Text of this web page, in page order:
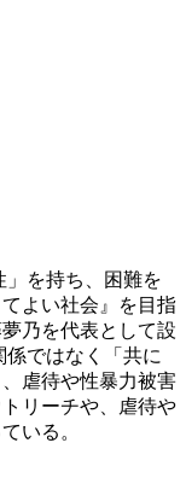
」を持ち、困難を
よい社会』を目指
乃を代表として設
係ではなく「共に
虐待や性暴力被害
リーチや、虐待や
いる。